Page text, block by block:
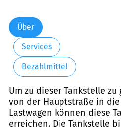
Über
Services
Bezahlmittel
Um zu dieser Tankstelle zu
von der Hauptstraße in die
Lastwagen können diese
erreichen. Die Tankstelle